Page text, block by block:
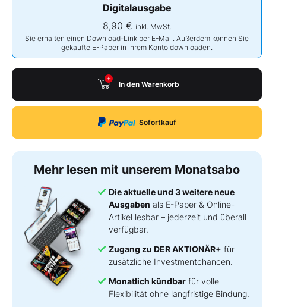
Digitalausgabe
8,90 € inkl. MwSt.
Sie erhalten einen Download-Link per E-Mail. Außerdem können Sie
gekaufte E-Paper in Ihrem Konto downloaden.
In den Warenkorb
Sofortkauf
Mehr lesen mit unserem Monatsabo
Die aktuelle und 3 weitere neue
Ausgaben als E-Paper & Online-
Artikel lesbar – jederzeit und überall
verfügbar.
Zugang zu DER AKTIONÄR+ für
zusätzliche Investmentchancen.
Monatlich kündbar für volle
Flexibilität ohne langfristige Bindung.